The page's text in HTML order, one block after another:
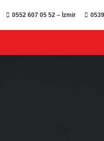
0552 607 05 52 – İzmir